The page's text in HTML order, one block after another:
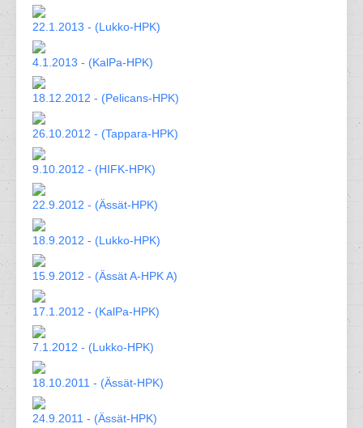
22.1.2013 - (Lukko-HPK)
4.1.2013 - (KalPa-HPK)
18.12.2012 - (Pelicans-HPK)
26.10.2012 - (Tappara-HPK)
9.10.2012 - (HIFK-HPK)
22.9.2012 - (Ässät-HPK)
18.9.2012 - (Lukko-HPK)
15.9.2012 - (Ässät A-HPK A)
17.1.2012 - (KalPa-HPK)
7.1.2012 - (Lukko-HPK)
18.10.2011 - (Ässät-HPK)
24.9.2011 - (Ässät-HPK)